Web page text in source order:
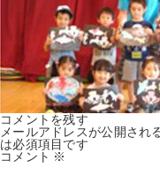
コメントを残す
メールアドレスが公開され
は必須項目です
コメント ※